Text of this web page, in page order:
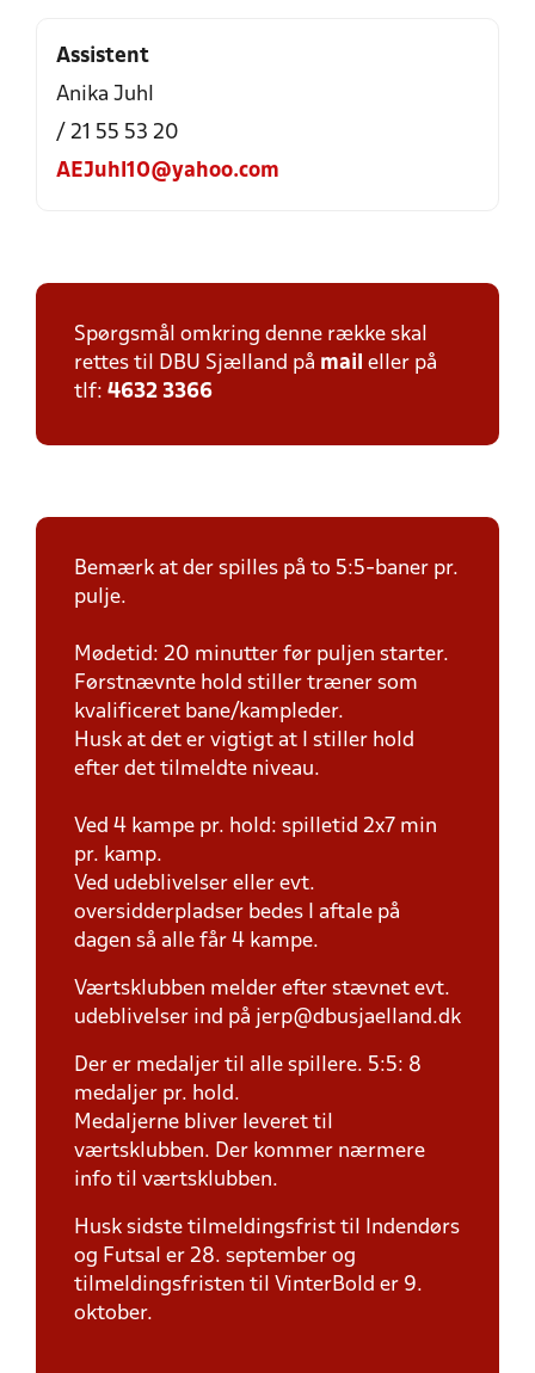
Assistent
Anika Juhl
/ 21 55 53 20
AEJuhl10@yahoo.com
Spørgsmål omkring denne række skal
rettes til DBU Sjælland på mail eller på
tlf: 4632 3366
Bemærk at der spilles på to 5:5-baner pr.
pulje.
Mødetid: 20 minutter før puljen starter.
Førstnævnte hold stiller træner som
kvalificeret bane/kampleder.
Husk at det er vigtigt at I stiller hold
efter det tilmeldte niveau.
Ved 4 kampe pr. hold: spilletid 2x7 min
pr. kamp.
Ved udeblivelser eller evt.
oversidderpladser bedes I aftale på
dagen så alle får 4 kampe.
Værtsklubben melder efter stævnet evt.
udeblivelser ind på jerp@dbusjaelland.dk
Der er medaljer til alle spillere. 5:5: 8
medaljer pr. hold.
Medaljerne bliver leveret til
værtsklubben. Der kommer nærmere
info til værtsklubben.
Husk sidste tilmeldingsfrist til Indendørs
og Futsal er 28. september og
tilmeldingsfristen til VinterBold er 9.
oktober.